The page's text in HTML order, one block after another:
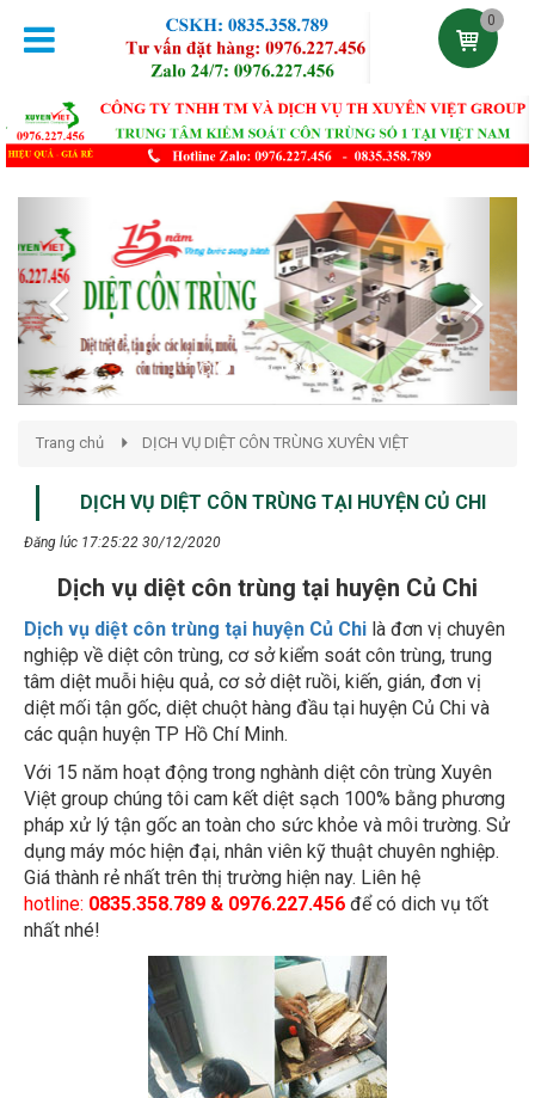
0
DỊCH VỤ DIỆT CÔN TRÙNG XUYÊN VIỆT
DỊCH VỤ DIỆT CÔN TRÙNG TẠI HUYỆN CỦ CHI
Dịch vụ diệt côn trùng tại huyện Củ Chi
Dịch vụ diệt côn trùng tại huyện Củ Chi là đơn vị chuyên
nghiệp về diệt côn trùng, cơ sở kiểm soát côn trùng, trung
tâm diệt muỗi hiệu quả, cơ sở diệt ruồi, kiến, gián, đơn vị
diệt mối tận gốc, diệt chuột hàng đầu tại huyện Củ Chi và
các quận huyện TP Hồ Chí Minh.
Với 15 năm hoạt động trong nghành diệt côn trùng Xuyên
Việt group chúng tôi cam kết diệt sạch 100% bằng phương
pháp xử lý tận gốc an toàn cho sức khỏe và môi trường. Sử
dụng máy móc hiện đại, nhân viên kỹ thuật chuyên nghiệp.
Giá thành rẻ nhất trên thị trường hiện nay. Liên hệ
hotline:0835.358.789 & 0976.227.456để có dich vụ tốt
nhất nhé!